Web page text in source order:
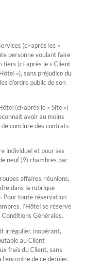
(ci-après les «
personne voulant faire
tiers (ci-après le « Client
»), sans préjudice du
d’ordre public de son
(ci-après le « Site »)
avoir au moins
conclure des contrats
individuel et pour ses
neuf (9) chambres par
affaires, réunions,
dans la rubrique
Pour toute réservation
l’Hôtel se réserve
Générales.
irrégulier, inopérant,
au Client
frais du Client, sans
de ce dernier.